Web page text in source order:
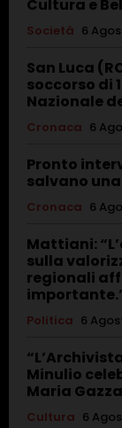
Cultura e
Società 6
San Luca
soccorso di
Nazionale
Cronaca 6
Pronto
salvano
Cronaca 6
Mattiani:
sulla
regionali
Politica 6
Minulio
Maria
Cultura 6